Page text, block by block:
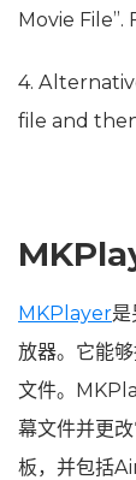
Movie
4.
file and
MKPlayer
放器。它能
文件。
幕文件并更
板，并包括